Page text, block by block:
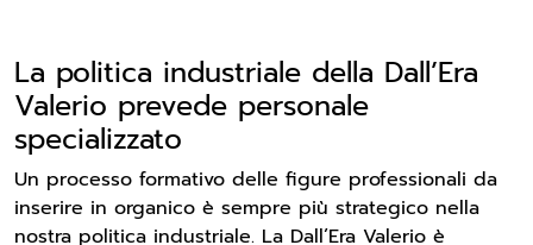
La politica industriale della Dall’Era
Valerio prevede personale
specializzato
Un processo formativo delle figure professionali da
inserire in organico è sempre più strategico nella
nostra politica industriale. La Dall’Era Valerio è